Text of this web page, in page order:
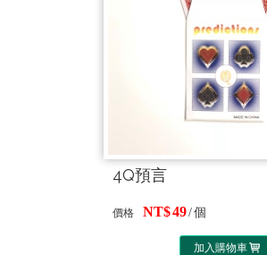
4Q預言
價格 49 個
加入購物車